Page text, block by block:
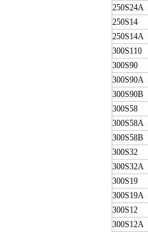
250S24A
250S14
250S14A
300S110
300S90
300S90A
300S90B
300S58
300S58A
300S58B
300S32
300S32A
300S19
300S19A
300S12
300S12A